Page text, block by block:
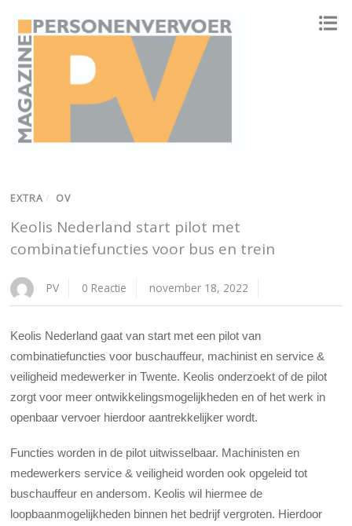
EXTRA / OV
Keolis Nederland start pilot met
combinatiefuncties voor bus en trein
PV 0 Reactie november 18, 2022
Keolis Nederland gaat van start met een pilot van
combinatiefuncties voor buschauffeur, machinist en service &
veiligheid medewerker in Twente. Keolis onderzoekt of de pilot
zorgt voor meer ontwikkelingsmogelijkheden en of het werk in
openbaar vervoer hierdoor aantrekkelijker wordt.
Functies worden in de pilot uitwisselbaar. Machinisten en
medewerkers service & veiligheid worden ook opgeleid tot
buschauffeur en andersom. Keolis wil hiermee de
loopbaanmogelijkheden binnen het bedrijf vergroten. Hierdoor